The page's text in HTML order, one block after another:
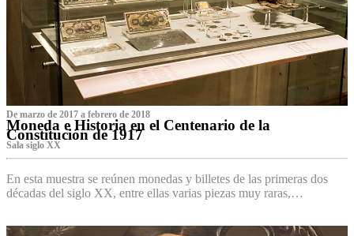
De marzo de 2017 a febrero de 2018
Moneda e Historia en el Centenario de la
Constitución de 1917
Sala siglo XX
En esta muestra se reúnen monedas y billetes de las primeras dos
décadas del siglo XX, entre ellas varias piezas muy raras,…